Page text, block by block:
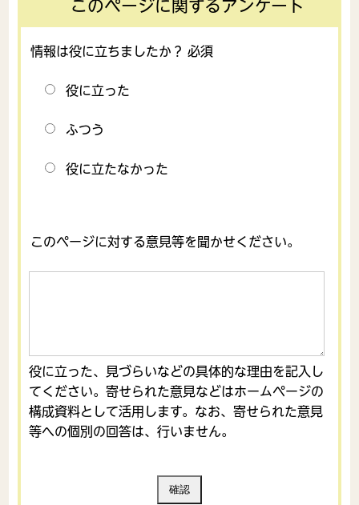
このページに関するアンケート
情報は役に立ちましたか？ 必須
役に立った
ふつう
役に立たなかった
このページに対する意見等を聞かせください。
役に立った、見づらいなどの具体的な理由を記入し
てください。寄せられた意見などはホームページの
構成資料として活用します。なお、寄せられた意見
等への個別の回答は、行いません。